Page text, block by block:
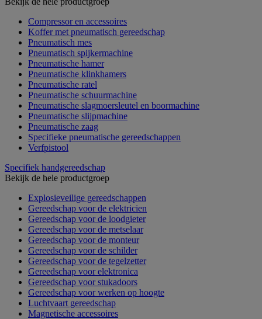
Compressor en accessoires
Koffer met pneumatisch gereedschap
Pneumatisch mes
Pneumatisch spijkermachine
Pneumatische hamer
Pneumatische klinkhamers
Pneumatische ratel
Pneumatische schuurmachine
Pneumatische slagmoersleutel en boormachine
Pneumatische slijpmachine
Pneumatische zaag
Specifieke pneumatische gereedschappen
Verfpistool
Specifiek handgereedschap
Bekijk de hele productgroep
Explosieveilige gereedschappen
Gereedschap voor de elektricien
Gereedschap voor de loodgieter
Gereedschap voor de metselaar
Gereedschap voor de monteur
Gereedschap voor de schilder
Gereedschap voor de tegelzetter
Gereedschap voor elektronica
Gereedschap voor stukadoors
Gereedschap voor werken op hoogte
Luchtvaart gereedschap
Magnetische accessoires